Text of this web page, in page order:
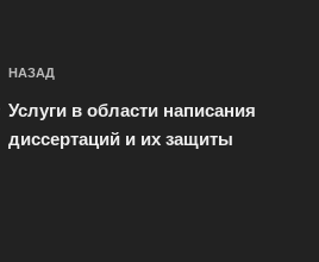
Навигация
по
записям
Предыдущая
запись:
НАЗАД
Услуги в области написания
диссертаций и их защиты